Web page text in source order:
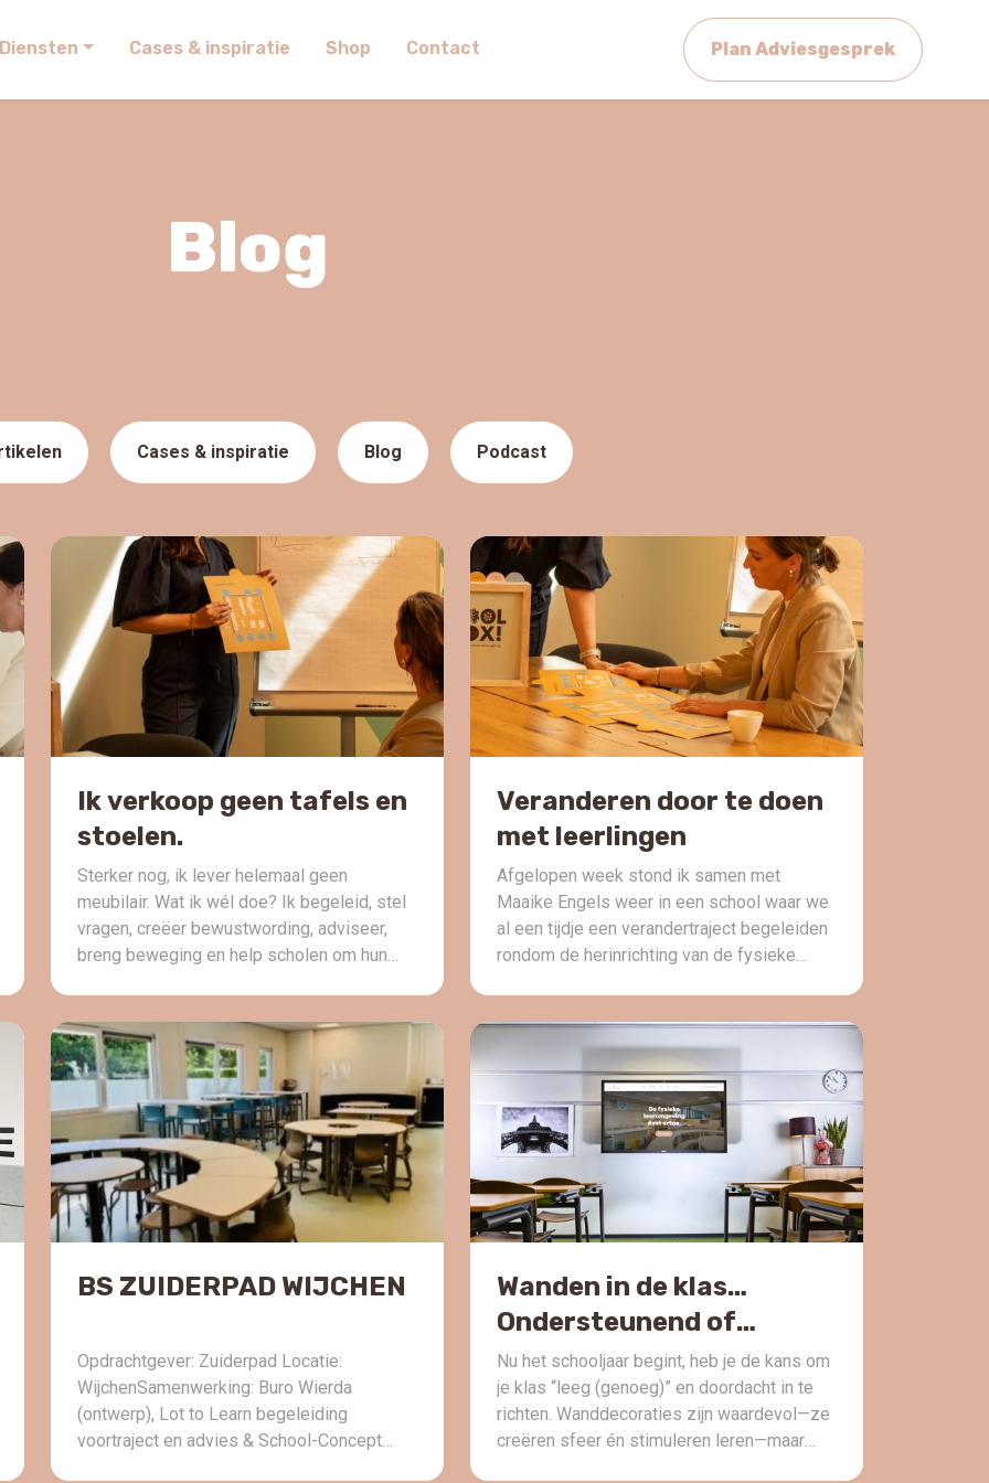
Diensten Cases & inspiratie Shop Contact Plan Adviesgesprek
Blog
Cases & inspiratie Blog Podcast
Ik verkoop geen tafels en
stoelen.
Sterker nog, ik lever helemaal geen
meubilair. Wat ik wél doe? Ik begeleid, stel
vragen, creëer bewustwording, adviseer,
breng beweging en help scholen om hun
daarbij past. Want er is zoveel meer dan die
tafel, stoel, bank of werkplek. Of een tafel
nu rond, […]
Veranderen door te doen
met leerlingen
Afgelopen week stond ik samen met
Maaike Engels weer in een school waar we
al een tijdje een verandertraject begeleiden
rondom de herinrichting van de fysieke
niet alleen praat over verandering, maar het
ook echt samen onderzoekt en ervaart.
Door de verschillende sessies die […]
BS ZUIDERPAD WIJCHEN
Opdrachtgever: Zuiderpad Locatie:
WijchenSamenwerking: Buro Wierda
(ontwerp), Lot to Learn begeleiding
voortraject en advies & School-Concept
Wanden in de klas…
Ondersteunend of
overweldigend?
Nu het schooljaar begint, heb je de kans om
je klas “leeg (genoeg)” en doordacht in te
richten. Wanddecoraties zijn waardevol—ze
creëren sfeer én stimuleren leren—maar